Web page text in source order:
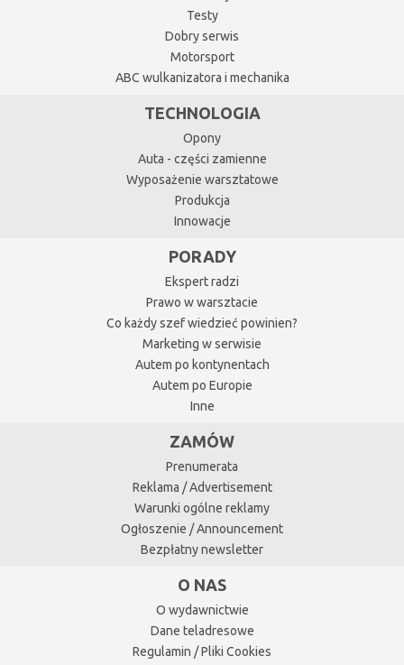
Testy
Dobry serwis
Motorsport
ABC wulkanizatora i mechanika
TECHNOLOGIA
Opony
Auta - części zamienne
Wyposażenie warsztatowe
Produkcja
Innowacje
PORADY
Ekspert radzi
Prawo w warsztacie
Co każdy szef wiedzieć powinien?
Marketing w serwisie
Autem po kontynentach
Autem po Europie
Inne
ZAMÓW
Prenumerata
Reklama / Advertisement
Warunki ogólne reklamy
Ogłoszenie / Announcement
Bezpłatny newsletter
O NAS
O wydawnictwie
Dane teladresowe
Regulamin / Pliki Cookies